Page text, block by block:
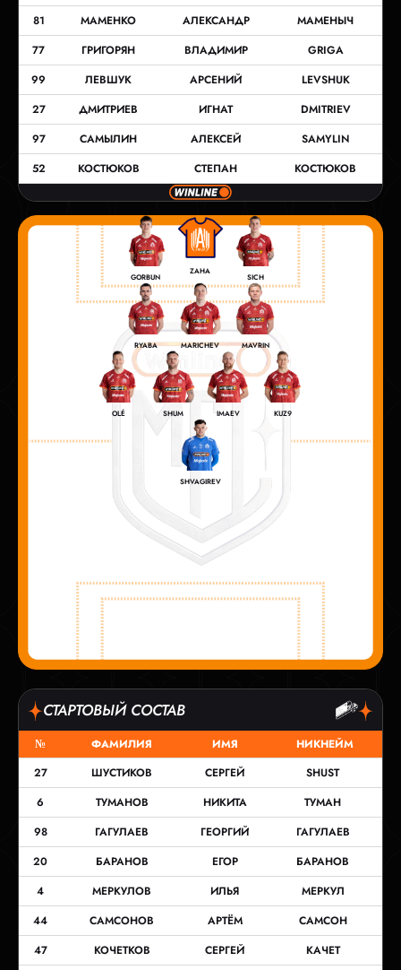
81 МАМЕНКО АЛЕКСАНДР
МАМЕНЫЧ
77
ГРИГОРЯН ВЛАДИМИР
GRIGA
99
ЛЕВШУК АРСЕНИЙ
LEVSHUK
27
ДМИТРИЕВ ИГНАТ
DMITRIEV
97
САМЫЛИН АЛЕКСЕЙ
SAMYLIN
52
КОСТЮКОВ СТЕПАН КОСТЮКОВ
GORBUN
ZAHA
SICH
RYABA MARICHEV MAVRIN
OLÉ SHUM IMAEV KUZ9
SHVAGIREV
СТАРТОВЫЙ СОСТАВ
№ ФАМИЛИЯ ИМЯ
НИКНЕЙМ
27
ШУСТИКОВ СЕРГЕЙ
SHUST
6
ТУМАНОВ НИКИТА
ТУМАН
98
ГАГУЛАЕВ ГЕОРГИЙ
ГАГУЛАЕВ
20
БАРАНОВ ЕГОР
БАРАНОВ
4
МЕРКУЛОВ ИЛЬЯ
МЕРКУЛ
44
САМСОНОВ АРТЁМ
САМСОН
47
КОЧЕТКОВ СЕРГЕЙ
КАЧЕТ